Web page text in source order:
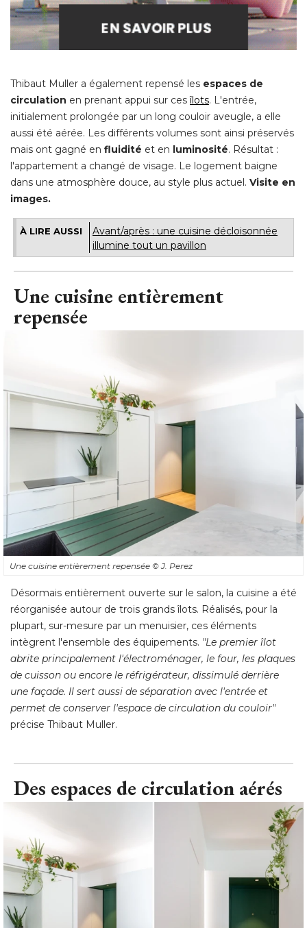
Thibaut Muller a également repensé les espaces de
circulation en prenant appui sur cesîlots. L'entrée,
initialement prolongée par un long couloir aveugle, a elle
aussi été aérée. Les différents volumes sont ainsi préservés
mais ont gagné en fluidité et en luminosité. Résultat :
l'appartement a changé de visage. Le logement baigne
dans une atmosphère douce, au style plus actuel. Visite en
images.
À LIRE AUSSI
Avant/après : une cuisine décloisonnée
illumine tout un pavillon
Une cuisine entièrement
repensée
Une cuisine entièrement repensée © J. Perez
Désormais entièrement ouverte sur le salon, la cuisine a été
réorganisée autour de trois grands îlots. Réalisés, pour la
plupart, sur-mesure par un menuisier, ces éléments
intègrent l'ensemble des équipements. "Le premier îlot
abrite principalement l'électroménager, le four, les plaques
de cuisson ou encore le réfrigérateur, dissimulé derrière
une façade. Il sert aussi de séparation avec l'entrée et
permet de conserver l'espace de circulation du couloir"
précise Thibaut Muller.
Des espaces de circulation aérés